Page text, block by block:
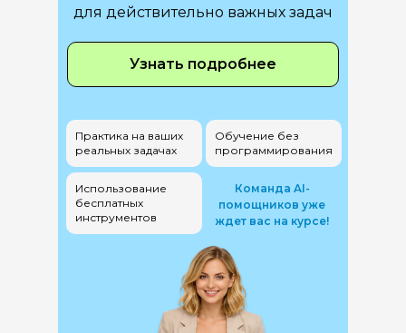
Команда AI-
помощников уже
ждет вас на курсе!
для действительно важных задач
Узнать подробнее
Использование
бесплатных
инструментов
Обучение без
программирования
Практика на ваших
реальных задачах